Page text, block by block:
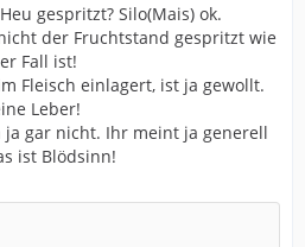
gespritzt? Silo(Mais) ok.
der Fruchtstand gespritzt wie
Fall ist!
Fleisch einlagert, ist ja gewollt.
Leber!
ja gar nicht. Ihr meint ja generell
ist Blödsinn!